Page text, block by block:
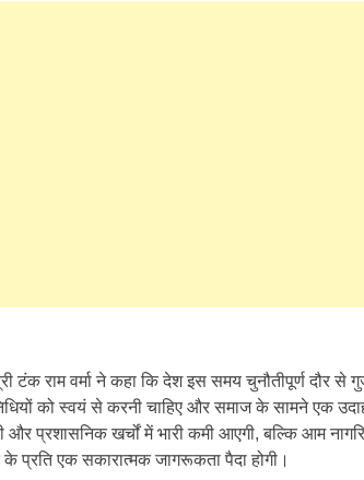
राम वर्मा ने कहा कि देश इस समय चुनौतीपूर्ण दौर से
को स्वयं से करनी चाहिए और समाज के सामने एक
प्रशासनिक खर्चों में भारी कमी आएगी, बल्कि आम
एक सकारात्मक जागरूकता पैदा होगी।